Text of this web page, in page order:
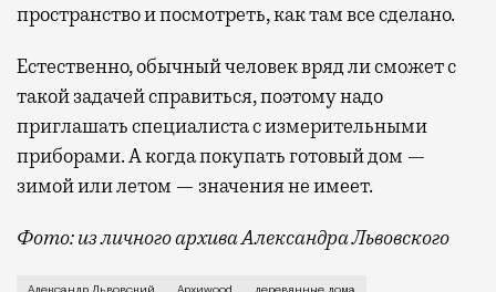
пространство и посмотреть, как там все сделано.
Естественно, обычный человек вряд ли сможет с
такой задачей справиться, поэтому надо
приглашать специалиста с измерительными
приборами. А когда покупать готовый дом —
зимой или летом — значения не имеет.
Фото: из личного архива Александра Львовского